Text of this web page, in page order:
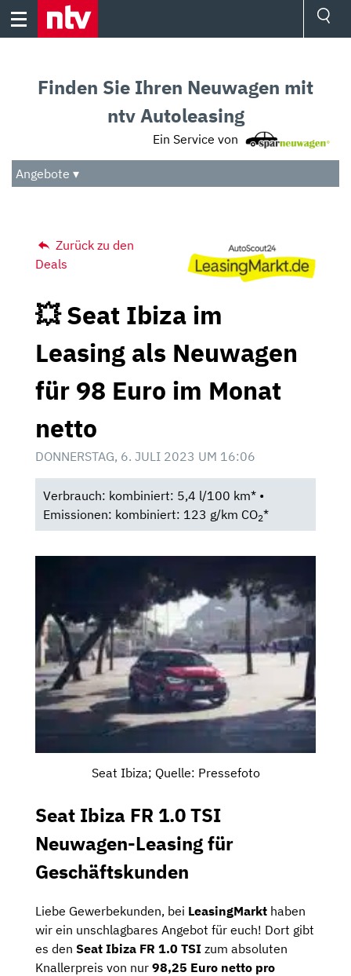
Skip
Audio
Das Beste
Finden Sie Ihren Neuwagen mit
ntv Autoleasing
Ein Service von
Angebote ▾
Zurück zu den
Deals
💥 Seat Ibiza im
Leasing als Neuwagen
für 98 Euro im Monat
netto
DONNERSTAG, 6. JULI 2023 UM 16:06
Verbrauch: kombiniert: 5,4 l/100 km* •
Emissionen: kombiniert: 123 g/km CO2*
Seat Ibiza; Quelle: Pressefoto
Seat Ibiza FR 1.0 TSI
Neuwagen-Leasing für
Geschäftskunden
Liebe Gewerbekunden, bei LeasingMarkt haben
wir ein unschlagbares Angebot für euch! Dort gibt
es den Seat Ibiza FR 1.0 TSI zum absoluten
Knallerpreis von nur 98,25 Euro netto pro